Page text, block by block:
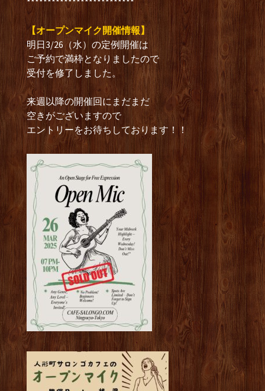
【オープンマイク開催情報】
明日3/26（水）の定例開催は
ご予約で満枠となりましたので
受付を修了しました。
来週以降の開催回にまだまだ
空きがございますので
エントリーをお待ちしております！！